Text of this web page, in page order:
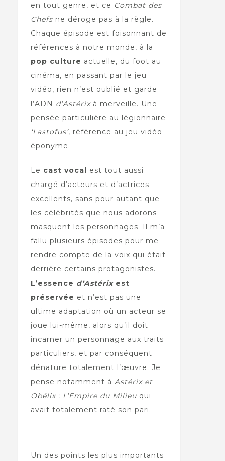
en tout genre, et ce Combat des
Chefs ne déroge pas à la règle.
Chaque épisode est foisonnant de
références à notre monde, à la
pop culture actuelle, du foot au
cinéma, en passant par le jeu
vidéo, rien n’est oublié et garde
l’ADN d’Astérix à merveille. Une
pensée particulière au légionnaire
‘Lastofus’, référence au jeu vidéo
éponyme.
Le cast vocal est tout aussi
chargé d’acteurs et d’actrices
excellents, sans pour autant que
les célébrités que nous adorons
masquent les personnages. Il m’a
fallu plusieurs épisodes pour me
rendre compte de la voix qui était
derrière certains protagonistes.
L’essence d’Astérix est
préservée et n’est pas une
ultime adaptation où un acteur se
joue lui-même, alors qu’il doit
incarner un personnage aux traits
particuliers, et par conséquent
dénature totalement l’œuvre. Je
pense notamment à Astérix et
Obélix : L’Empire du Milieu qui
avait totalement raté son pari.
Un des points les plus importants